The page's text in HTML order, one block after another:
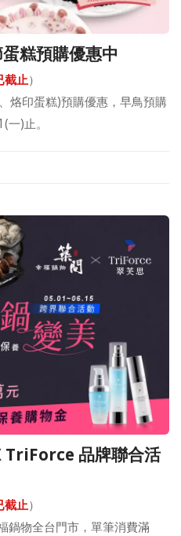
糕預購優惠中
截止）
烙印蛋糕)預購優惠，早鳥預購
)止。
TriForce 品牌聯合活
截止）
物全台門市，單筆消費滿